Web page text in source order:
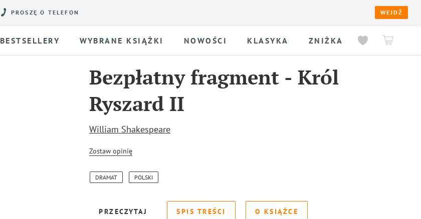
PROSZĘ O TELEFON WEJDŹ
BESTSELLERY WYBRANE KSIĄŻKI NOWOŚCI KLASYKA ZNIŻKA
Bezpłatny fragment - Król
Ryszard II
William Shakespeare
Zostaw opinię
DRAMAT POLSKI
PRZECZYTAJ SPIS TREŚCI O KSIĄŻCE